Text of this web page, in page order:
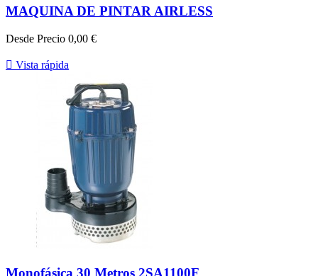
MAQUINA DE PINTAR AIRLESS
Desde Precio 0,00 €
 Vista rápida
Monofásica 30 Metros 2SA1100F